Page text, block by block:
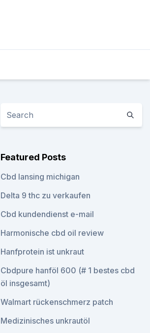
Featured Posts
Cbd lansing michigan
Delta 9 thc zu verkaufen
Cbd kundendienst e-mail
Harmonische cbd oil review
Hanfprotein ist unkraut
Cbdpure hanföl 600 (# 1 bestes cbd
öl insgesamt)
Walmart rückenschmerz patch
Medizinisches unkrautöl